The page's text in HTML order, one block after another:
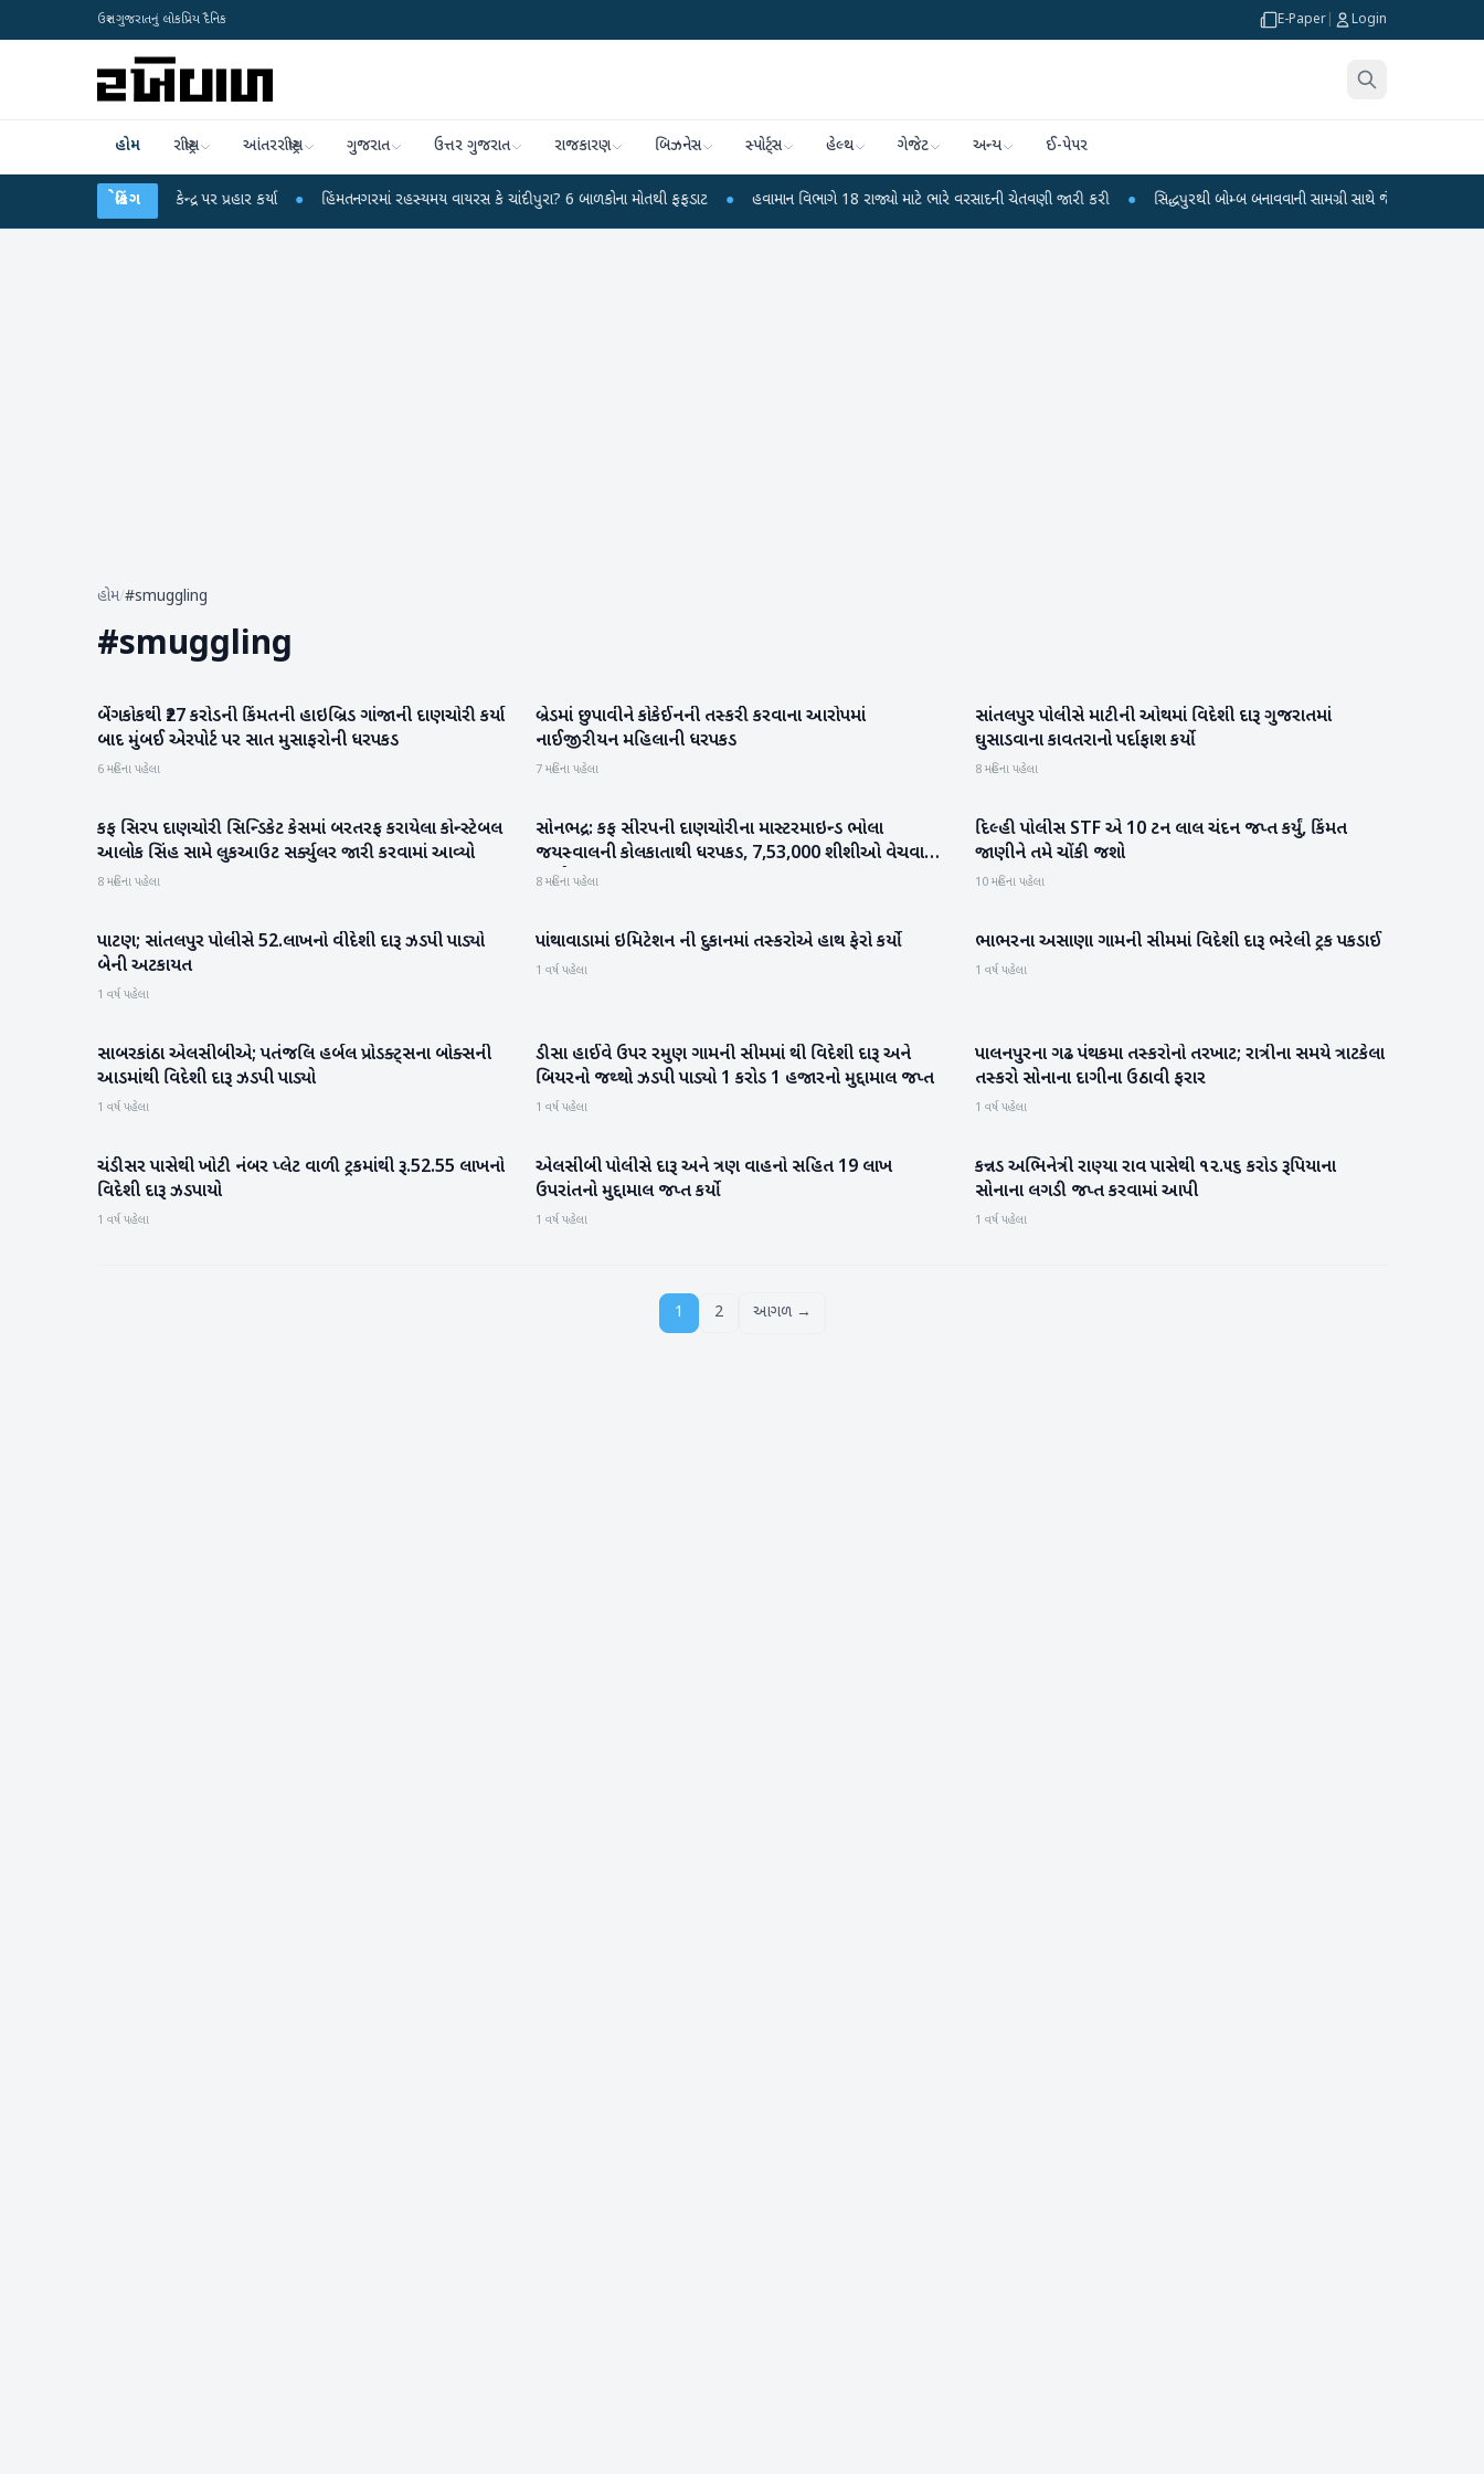
ઉત્તર ગુજરાતનું લોકપ્રિય દૈનિક E-Paper Login
હોમ રાષ્ટ્રીય આંતરરાષ્ટ્રીય ગુજરાત ઉત્તર ગુજરાત રાજકારણ બિઝનેસ સ્પોર્ટ્સ હેલ્થ ગેજેટ અન્ય ઈ-પેપર
બ્રેકિંગ
ગાંધીએ કેન્દ્ર પર પ્રહાર કર્યા ● હિંમતનગરમાં રહસ્યમય વાયરસ કે ચાંદીપુરા? 6 બાળકોના મોતથી ફફડાટ ● હવામાન વિભાગે 18 રાજ્યો માટે ભારે વરસાદની ચેતવણી જારી કરી ● સિદ્ધપુરથી બોમ્બ બનાવવાની સામગ્રી સાથે જૈશના 5 શંકાસ્પદ આતંકી ઝડપાયા
હોમ/#smuggling
#smuggling
રાષ્ટ્રીય
બેંગકોકથી ₹27 કરોડની કિંમતની હાઇબ્રિડ ગાંજાની દાણચોરી કર્યા
બાદ મુંબઈ એરપોર્ટ પર સાત મુસાફરોની ધરપકડ
6 મહિના પહેલા
રાષ્ટ્રીય
બ્રેડમાં છુપાવીને કોકેઈનની તસ્કરી કરવાના આરોપમાં
નાઈજીરીયન મહિલાની ધરપકડ
7 મહિના પહેલા
પાટણ
સાંતલપુર પોલીસે માટીની ઓથમાં વિદેશી દારૂ ગુજરાતમાં
ઘુસાડવાના કાવતરાનો પર્દાફાશ કર્યો
8 મહિના પહેલા
રાષ્ટ્રીય
કફ સિરપ દાણચોરી સિન્ડિકેટ કેસમાં બરતરફ કરાયેલા કોન્સ્ટેબલ
આલોક સિંહ સામે લુકઆઉટ સર્ક્યુલર જારી કરવામાં આવ્યો
8 મહિના પહેલા
રાષ્ટ્રીય
સોનભદ્ર: કફ સીરપની દાણચોરીના માસ્ટરમાઇન્ડ ભોલા
જયસ્વાલની કોલકાતાથી ધરપકડ, 7,53,000 શીશીઓ વેચવાનો
આરોપ
8 મહિના પહેલા
રાષ્ટ્રીય
દિલ્હી પોલીસ STF એ 10 ટન લાલ ચંદન જપ્ત કર્યું, કિંમત
જાણીને તમે ચોંકી જશો
10 મહિના પહેલા
પાટણ
પાટણ; સાંતલપુર પોલીસે 52.લાખનો વીદેશી દારૂ ઝડપી પાડ્યો
બેની અટકાયત
1 વર્ષ પહેલા
બનાસકાંઠા
પાંથાવાડામાં ઇમિટેશન ની દુકાનમાં તસ્કરોએ હાથ ફેરો કર્યો
1 વર્ષ પહેલા
બનાસકાંઠા
ભાભરના અસાણા ગામની સીમમાં વિદેશી દારૂ ભરેલી ટ્રક પકડાઈ
1 વર્ષ પહેલા
સાબરકાંઠા
સાબરકાંઠા એલસીબીએ; પતંજલિ હર્બલ પ્રોડક્ટ્સના બોક્સની
આડમાંથી વિદેશી દારૂ ઝડપી પાડ્યો
1 વર્ષ પહેલા
બનાસકાંઠા
ડીસા હાઈવે ઉપર રમુણ ગામની સીમમાં થી વિદેશી દારૂ અને
બિયરનો જથ્થો ઝડપી પાડ્યો 1 કરોડ 1 હજારનો મુદ્દામાલ જપ્ત
1 વર્ષ પહેલા
બનાસકાંઠા
પાલનપુરના ગઢ પંથકમા તસ્કરોનો તરખાટ; રાત્રીના સમયે ત્રાટકેલા
તસ્કરો સોનાના દાગીના ઉઠાવી ફરાર
1 વર્ષ પહેલા
બનાસકાંઠા
ચંડીસર પાસેથી ખોટી નંબર પ્લેટ વાળી ટ્રકમાંથી રૂ.52.55 લાખનો
વિદેશી દારૂ ઝડપાયો
1 વર્ષ પહેલા
બનાસકાંઠા
એલસીબી પોલીસે દારૂ અને ત્રણ વાહનો સહિત 19 લાખ
ઉપરાંતનો મુદ્દામાલ જપ્ત કર્યો
1 વર્ષ પહેલા
રાષ્ટ્રીય
કન્નડ અભિનેત્રી રાણ્યા રાવ પાસેથી ૧૨.૫૬ કરોડ રૂપિયાના
સોનાના લગડી જપ્ત કરવામાં આપી
1 વર્ષ પહેલા
1 2 આગળ →